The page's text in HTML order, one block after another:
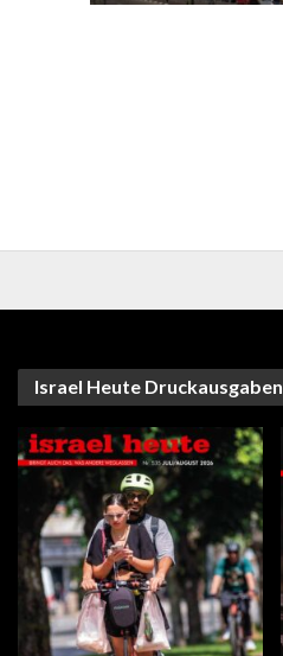
Israel Heute Druckausgaben